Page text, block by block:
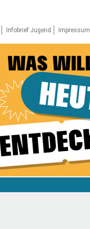
Infobrief Jugend Impressum